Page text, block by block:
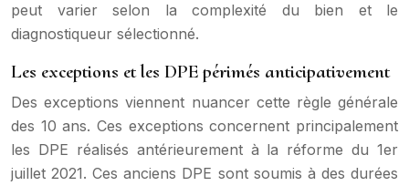
peut varier selon la complexité du bien et le
diagnostiqueur sélectionné.
Les exceptions et les DPE périmés anticipativement
Des exceptions viennent nuancer cette règle générale
des 10 ans. Ces exceptions concernent principalement
les DPE réalisés antérieurement à la réforme du 1er
juillet 2021. Ces anciens DPE sont soumis à des durées